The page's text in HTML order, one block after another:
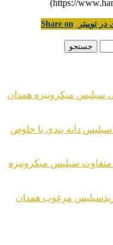
توییتر
Share on
سیلیس میکرونیزه همدان
سیلیس دانه بندی با خلوص
سیلیس میکرونیزه
مرغوب همدان